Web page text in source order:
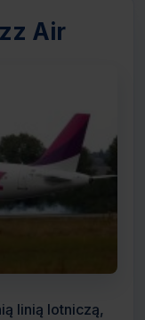
Air
linią lotniczą,